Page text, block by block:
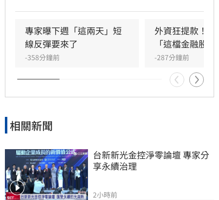
億元，大舉減碼群創與華邦電，長榮航則獲外資
青睞成為買超冠軍。市場多空在季線壓力區拉
鋸，投資人需密切留意後續外資操作動向與資金
流向，短線獲利回吐賣壓是否持續，將成為影響
大盤後市走勢的關鍵指標。
專家曝下週「這兩天」短
線反彈要來了
-358分鐘前
外資狂提款！
「這檔金融股 」
-287分鐘前
相關新聞
台新新光金控淨零論壇 專家分
享永續治理
2小時前